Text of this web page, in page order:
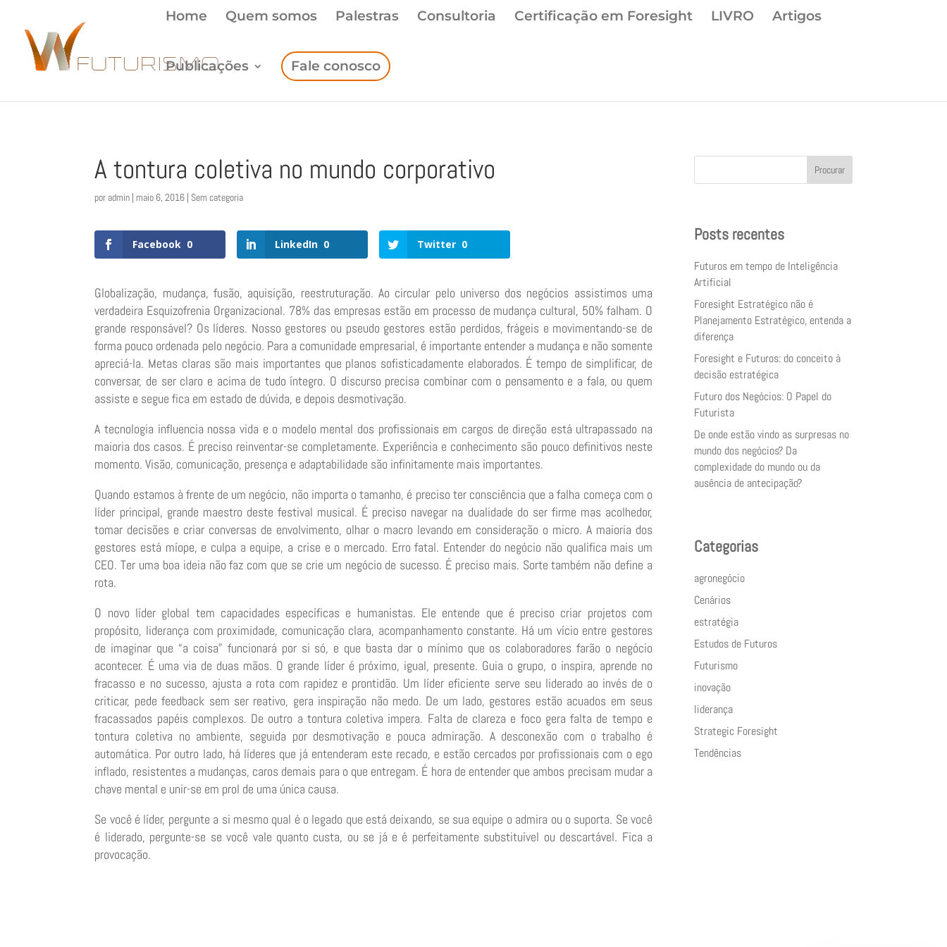
Home Quem somos Palestras Consultoria Certificação em Foresight LIVRO Artigos
Publicações Fale conosco
A tontura coletiva no mundo corporativo
por admin |maio 6, 2016 | Sem categoria
Facebook 0 LinkedIn 0 Twitter 0
Globalização, mudança, fusão, aquisição, reestruturação. Ao circular pelo universo dos negócios assistimos uma
verdadeira Esquizofrenia Organizacional. 78% das empresas estão em processo de mudança cultural, 50% falham. O
grande responsável? Os líderes. Nosso gestores ou pseudo gestores estão perdidos, frágeis e movimentando-se de
forma pouco ordenada pelo negócio. Para a comunidade empresarial, é importante entender a mudança e não somente
apreciá-la. Metas claras são mais importantes que planos sofisticadamente elaborados. É tempo de simplificar, de
conversar, de ser claro e acima de tudo íntegro. O discurso precisa combinar com o pensamento e a fala, ou quem
assiste e segue fica em estado de dúvida, e depois desmotivação.
A tecnologia influencia nossa vida e o modelo mental dos profissionais em cargos de direção está ultrapassado na
maioria dos casos. É preciso reinventar-se completamente. Experiência e conhecimento são pouco definitivos neste
momento. Visão, comunicação, presença e adaptabilidade são infinitamente mais importantes.
Quando estamos à frente de um negócio, não importa o tamanho, é preciso ter consciência que a falha começa com o
líder principal, grande maestro deste festival musical. É preciso navegar na dualidade do ser firme mas acolhedor,
tomar decisões e criar conversas de envolvimento, olhar o macro levando em consideração o micro. A maioria dos
gestores está míope, e culpa a equipe, a crise e o mercado. Erro fatal. Entender do negócio não qualifica mais um
CEO. Ter uma boa ideia não faz com que se crie um negócio de sucesso. É preciso mais. Sorte também não define a
rota.
O novo líder global tem capacidades específicas e humanistas. Ele entende que é preciso criar projetos com
propósito, liderança com proximidade, comunicação clara, acompanhamento constante. Há um vício entre gestores
de imaginar que “a coisa” funcionará por si só, e que basta dar o mínimo que os colaboradores farão o negócio
acontecer. É uma via de duas mãos. O grande líder é próximo, igual, presente. Guia o grupo, o inspira, aprende no
fracasso e no sucesso, ajusta a rota com rapidez e prontidão. Um líder eficiente serve seu liderado ao invés de o
criticar, pede feedback sem ser reativo, gera inspiração não medo. De um lado, gestores estão acuados em seus
fracassados papéis complexos. De outro a tontura coletiva impera. Falta de clareza e foco gera falta de tempo e
tontura coletiva no ambiente, seguida por desmotivação e pouca admiração. A desconexão com o trabalho é
automática. Por outro lado, há líderes que já entenderam este recado, e estão cercados por profissionais com o ego
inflado, resistentes a mudanças, caros demais para o que entregam. É hora de entender que ambos precisam mudar a
chave mental e unir-se em prol de uma única causa.
Se você é líder, pergunte a si mesmo qual é o legado que está deixando, se sua equipe o admira ou o suporta. Se você
é liderado, pergunte-se se você vale quanto custa, ou se já e é perfeitamente substituível ou descartável. Fica a
provocação.
Procurar
Posts recentes
Futuros em tempo de Inteligência
Artificial
Foresight Estratégico não é
Planejamento Estratégico, entenda a
diferença
Foresight e Futuros: do conceito à
decisão estratégica
Futuro dos Negócios: O Papel do
Futurista
De onde estão vindo as surpresas no
mundo dos negócios? Da
complexidade do mundo ou da
ausência de antecipação?
Categorias
agronegócio
Cenários
estratégia
Estudos de Futuros
Futurismo
inovação
liderança
Strategic Foresight
Tendências